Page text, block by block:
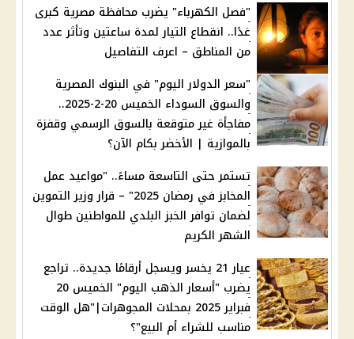
"فصل الكهرباء" يضرب محافظة مصرية كبرى
غدًا.. انقطاع التيار لمدة ساعتين وتأثر عدد
من المناطق – اعرف التفاصيل
"سعر الدولار اليوم" في البنوك المصرية
والسوق السوداء الخميس 20-2-2025..
مفاجأة غير متوقعة بالسوق الرسمي وقفزة
بالموازية | الأخضر بكام الآن؟
تستمر حتى التاسعة مساءً.. "مواعيد عمل
المخابز في رمضان 2025" – قرار وزير التموين
لضمان توافر الخبز البلدي للمواطنين طوال
الشهر الكريم
عيار 21 يخسر ويسجل أرقامًا جديدة.. تراجع
يضرب "أسعار الذهب اليوم" الخميس 20
فبراير 2025 بمحلات المجوهرات|"هل الوقت
مناسب للشراء أم البيع"؟